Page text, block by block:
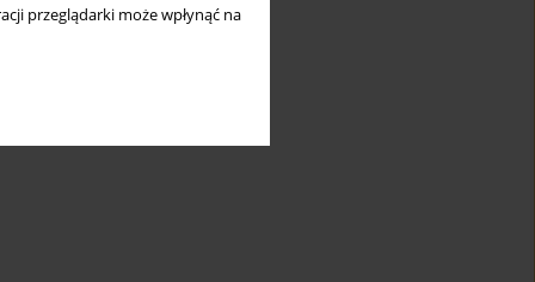
przeglądarki może wpłynąć na